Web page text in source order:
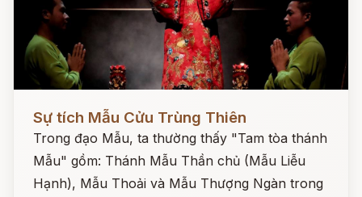
Sự tích Mẫu Cửu Trùng Thiên
Trong đạo Mẫu, ta thường thấy "Tam tòa thánh
Mẫu" gồm: Thánh Mẫu Thần chủ (Mẫu Liễu
Hạnh), Mẫu Thoải và Mẫu Thượng Ngàn trong